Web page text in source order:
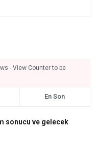
- View Counter to be
En Son
sonucu ve gelecek